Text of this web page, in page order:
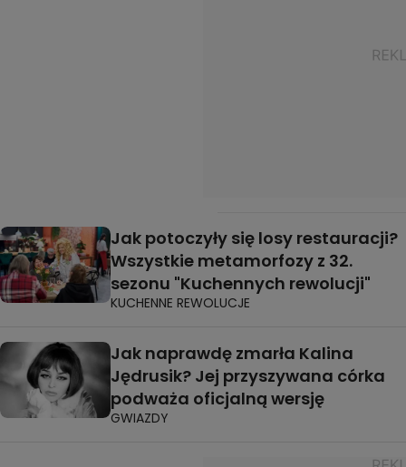
Jak potoczyły się losy restauracji?
Wszystkie metamorfozy z 32.
sezonu "Kuchennych rewolucji"
KUCHENNE REWOLUCJE
Jak naprawdę zmarła Kalina
Jędrusik? Jej przyszywana córka
podważa oficjalną wersję
GWIAZDY